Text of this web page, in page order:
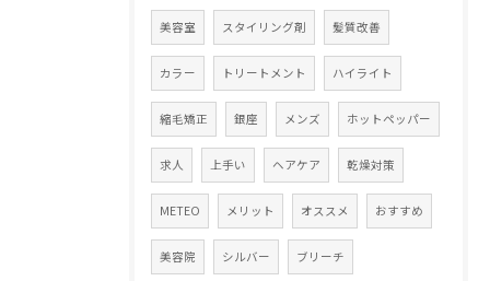
美容室 スタイリング剤 髪質改善
カラー トリートメント ハイライト
縮毛矯正 銀座 メンズ ホットペッパー
求人 上手い ヘアケア 乾燥対策
METEO メリット オススメ おすすめ
美容院 シルバー ブリーチ